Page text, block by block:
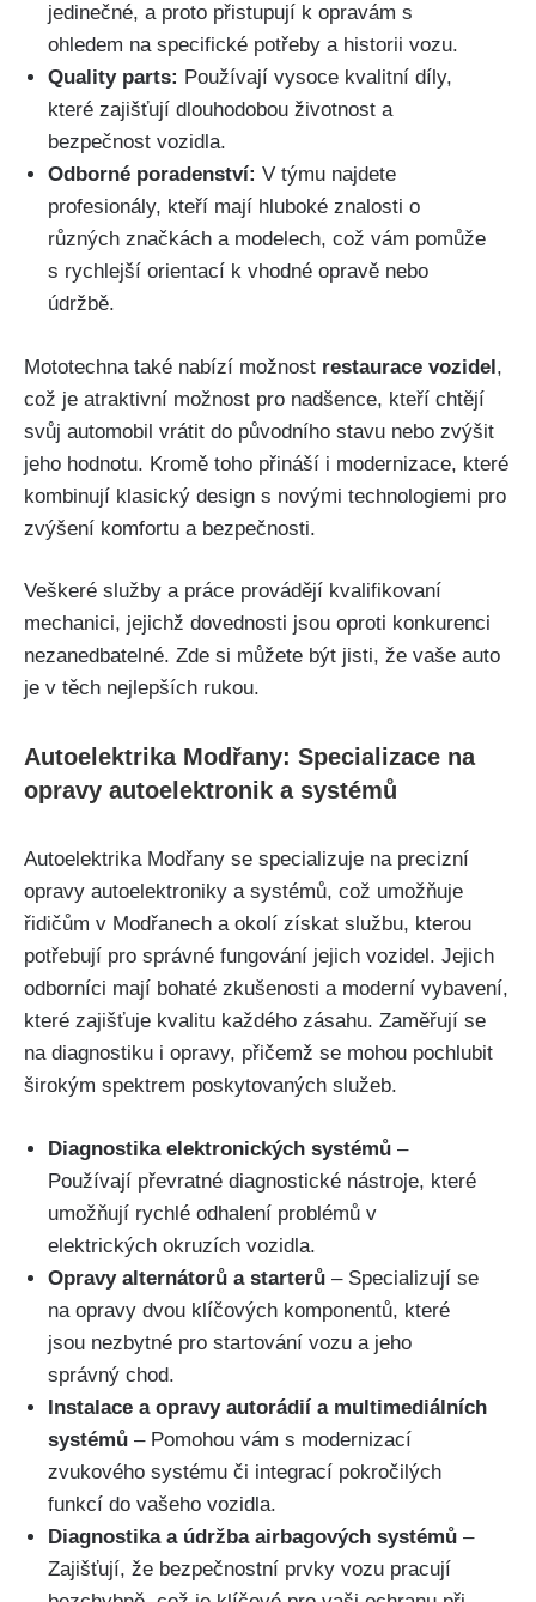
jedinečné, a proto přistupují k opravám s
ohledem ⁣na ‍specifické ​potřeby a historii vozu.
Quality parts: Používají vysoce ‍kvalitní díly,
které zajišťují dlouhodobou životnost a
bezpečnost vozidla.
Odborné poradenství: V týmu⁣ najdete‌
profesionály, kteří mají hluboké znalosti o
různých značkách ​a modelech, což vám pomůže⁢
s rychlejší orientací k vhodné⁢ opravě nebo
údržbě.
Mototechna také nabízí možnost restaurace vozidel,
což je atraktivní možnost pro nadšence, kteří chtějí
⁤svůj‍ automobil vrátit do původního stavu nebo zvýšit
jeho hodnotu. Kromě toho přináší i ⁣modernizace,⁢ které
kombinují ⁣klasický design​ s novými technologiemi​ pro
zvýšení komfortu a bezpečnosti.
Veškeré⁢ služby a práce provádějí kvalifikovaní
mechanici, jejichž dovednosti jsou oproti ⁢konkurenci
nezanedbatelné. Zde si můžete být jisti, že vaše auto
je v těch nejlepších rukou.
Autoelektrika ‌Modřany: Specializace na
opravy autoelektronik a systémů
Autoelektrika ‍Modřany se specializuje na precizní
‌opravy autoelektroniky a systémů, což umožňuje
řidičům v Modřanech a okolí získat službu, kterou
potřebují pro‌ správné fungování jejich vozidel. Jejich
odborníci mají bohaté zkušenosti⁣ a moderní vybavení,
které⁤ zajišťuje kvalitu ⁢každého zásahu. Zaměřují se
na diagnostiku i opravy, přičemž se mohou pochlubit
širokým ⁤spektrem poskytovaných ‍služeb.
Diagnostika elektronických systémů –
Používají převratné diagnostické nástroje, které⁢
umožňují rychlé ⁣odhalení problémů v
elektrických⁤ okruzích vozidla.
Opravy alternátorů a starterů –⁤ Specializují se
na opravy dvou klíčových‌ komponentů, které
jsou nezbytné‌ pro startování vozu a jeho
správný chod.
Instalace a opravy autorádií a ⁣multimediálních
systémů ⁢– Pomohou ⁤vám s modernizací
zvukového systému či integrací pokročilých
funkcí do vašeho vozidla.
Diagnostika a údržba airbagových systémů –
Zajišťují, že bezpečnostní prvky vozu‍ pracují